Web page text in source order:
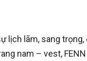
lịch lãm, sang
nam – vest,